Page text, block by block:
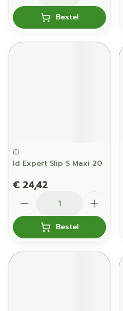
Bestel
iD
Id Expert Slip S Maxi 20
€ 24,42
Bestel